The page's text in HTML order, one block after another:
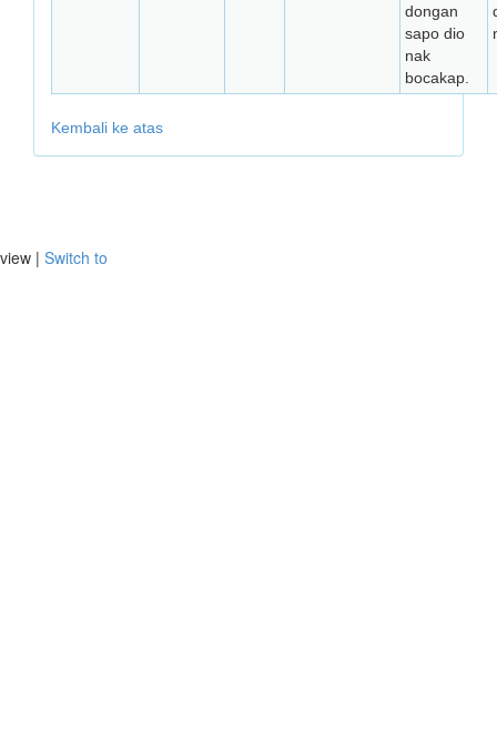
dongan
sapo dio
nak
bocakap.
Kembali ke atas
view | Switch to